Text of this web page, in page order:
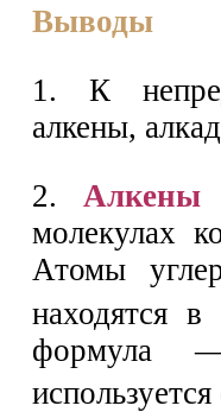
Выводы
1. К
алкены,
2. Алкены
молекулах
Атомы
находятся в